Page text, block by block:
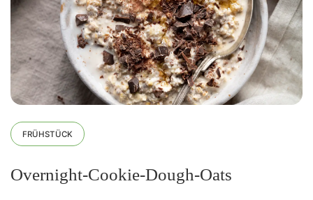
GRATIS ERNÄHRUNGSTIPPS
FRÜHSTÜCK
Overnight-Cookie-Dough-Oats